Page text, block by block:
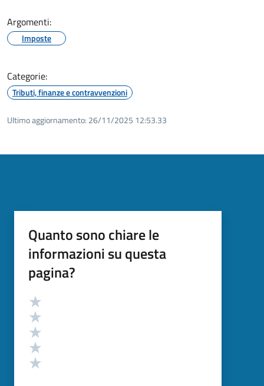
Argomenti:
Imposte
Categorie:
Tributi, finanze e contravvenzioni
Ultimo aggiornamento: 26/11/2025 12:53.33
Quanto sono chiare le
informazioni su questa
pagina?
Valutazione